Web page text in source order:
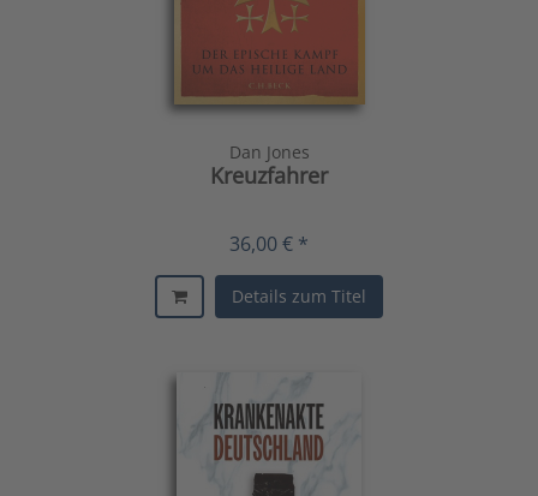
Dan Jones
Kreuzfahrer
36,00 € *
Details zum Titel